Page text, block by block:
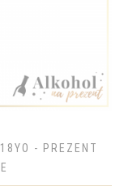
- PREZENT